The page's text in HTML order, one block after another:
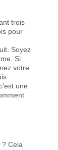
trois
pour
Soyez
Si
votre
une
Cela